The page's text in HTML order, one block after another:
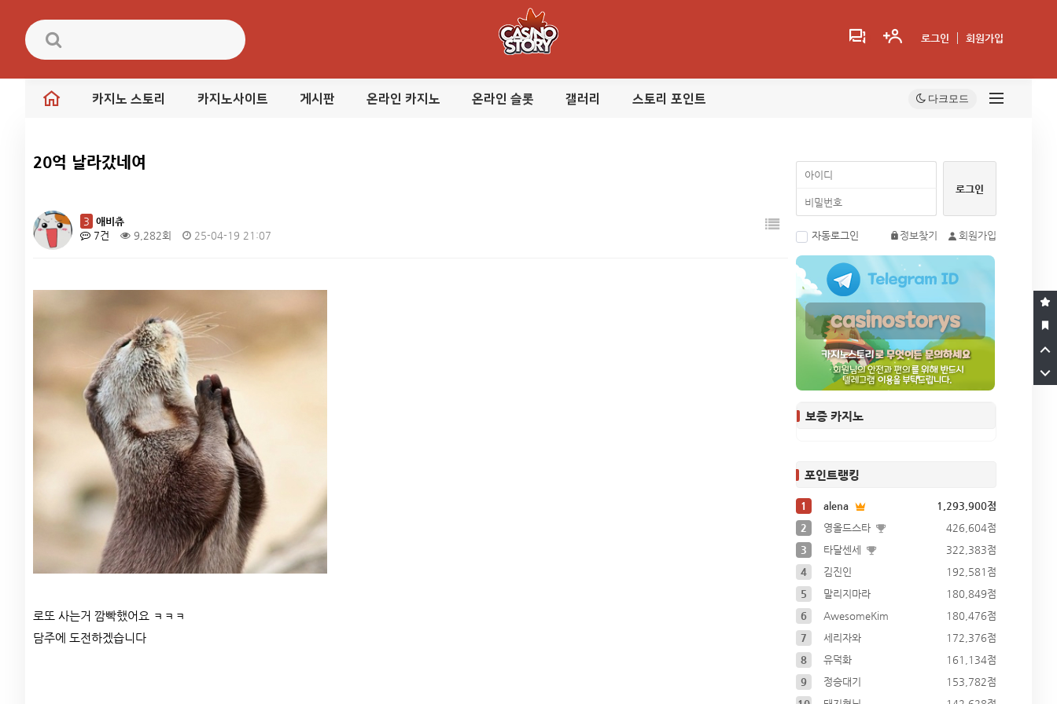
로그인 회원가입
카지노 스토리 카지노사이트 게시판 온라인 카지노 온라인 슬롯 갤러리 스토리 포인트
20억 날라갔네여
3 애비츄
7건
9,282회 25-04-19 21:07
로또 사는거 깜빡했어요 ㅋㅋㅋ
담주에 도전하겠습니다
자동로그인 정보찾기 회원가입
보증 카지노
포인트랭킹
1 alena
1,293,900점
2
영올드스타
426,604점
3
타달센세
322,383점
4
김진인
192,581점
5
말리지마라
180,849점
6
AwesomeKim
180,476점
7
세리자와
172,376점
8
유덕화
161,134점
9
정승대기
153,782점